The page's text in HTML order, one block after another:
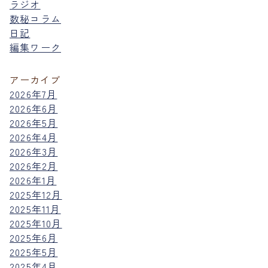
ラジオ
数秘コラム
日記
編集ワーク
アーカイブ
2026年7月
2026年6月
2026年5月
2026年4月
2026年3月
2026年2月
2026年1月
2025年12月
2025年11月
2025年10月
2025年6月
2025年5月